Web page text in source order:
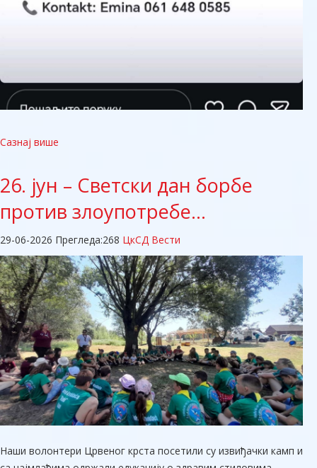
Сазнај више
26. јун – Светски дан борбе
против злоупотребе…
29-06-2026 Прегледа:268 ЦкСД Вести
​Наши волонтери Црвеног крста посетили су извиђачки камп и